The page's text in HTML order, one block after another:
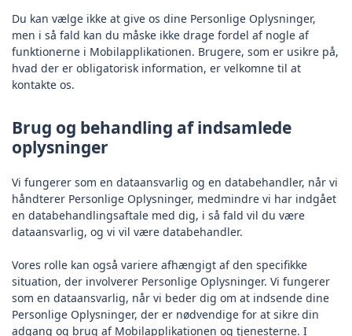
Du kan vælge ikke at give os dine Personlige Oplysninger,
men i så fald kan du måske ikke drage fordel af nogle af
funktionerne i Mobilapplikationen. Brugere, som er usikre på,
hvad der er obligatorisk information, er velkomne til at
kontakte os.
Brug og behandling af indsamlede
oplysninger
Vi fungerer som en dataansvarlig og en databehandler, når vi
håndterer Personlige Oplysninger, medmindre vi har indgået
en databehandlingsaftale med dig, i så fald vil du være
dataansvarlig, og vi vil være databehandler.
Vores rolle kan også variere afhængigt af den specifikke
situation, der involverer Personlige Oplysninger. Vi fungerer
som en dataansvarlig, når vi beder dig om at indsende dine
Personlige Oplysninger, der er nødvendige for at sikre din
adgang og brug af Mobilapplikationen og tjenesterne. I